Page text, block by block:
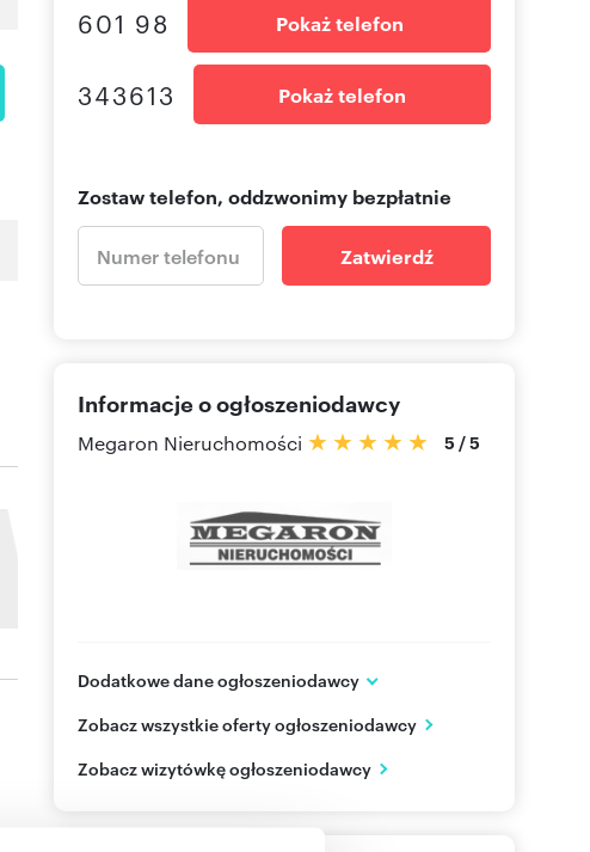
601 98 Pokaż telefon
343613 Pokaż telefon
Zostaw telefon, oddzwonimy bezpłatnie
Zatwierdź
Informacje o ogłoszeniodawcy
Megaron Nieruchomości 5 /5
Dodatkowe dane ogłoszeniodawcy
Częstochowa
PL
Zobacz wszystkie oferty ogłoszeniodawcy
Zobacz wizytówkę ogłoszeniodawcy